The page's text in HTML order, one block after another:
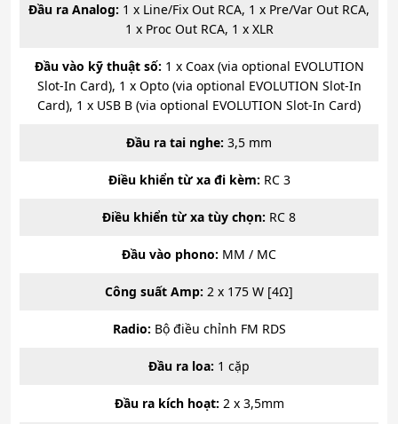
Đầu ra Analog: 1 x Line/Fix Out RCA, 1 x Pre/Var Out RCA,
1 x Proc Out RCA, 1 x XLR
Đầu vào kỹ thuật số: 1 x Coax (via optional EVOLUTION
Slot-In Card), 1 x Opto (via optional EVOLUTION Slot-In
Card), 1 x USB B (via optional EVOLUTION Slot-In Card)
Đầu ra tai nghe: 3,5 mm
Điều khiển từ xa đi kèm: RC 3
Điều khiển từ xa tùy chọn: RC 8
Đầu vào phono: MM / MC
Công suất Amp: 2 x 175 W [4Ω]
Radio: Bộ điều chỉnh FM RDS
Đầu ra loa: 1 cặp
Đầu ra kích hoạt: 2 x 3,5mm